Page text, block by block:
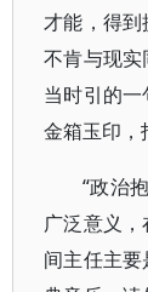
才能，得
不肯与现
当时引的一
金箱玉印，
“政治
广泛意义
间主任主